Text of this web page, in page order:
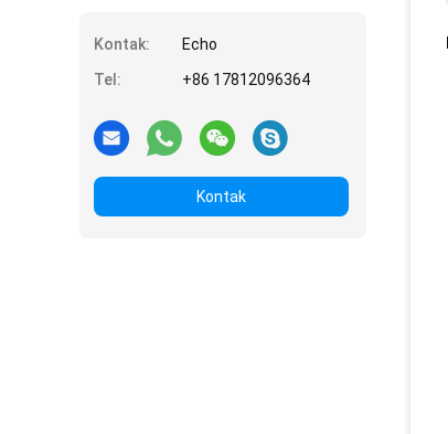
Kontak:
Echo
Tel:
+86 17812096364
Kontak